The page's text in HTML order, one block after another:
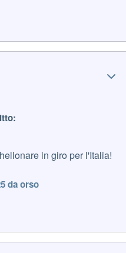
in giro per l'Italia!
da orso